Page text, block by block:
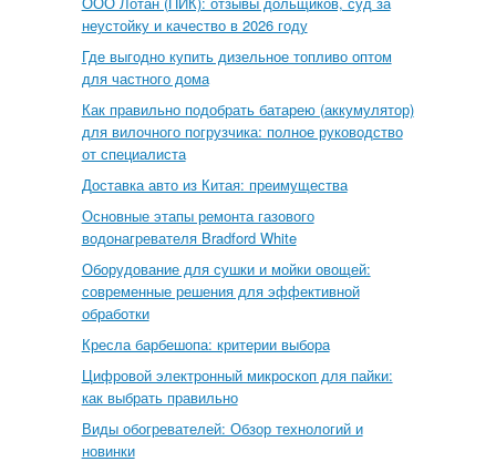
неустойку и качество в 2026 году
Где выгодно купить дизельное топливо оптом
для частного дома
Как правильно подобрать батарею (аккумулятор)
для вилочного погрузчика: полное руководство
от специалиста
Доставка авто из Китая: преимущества
Основные этапы ремонта газового
водонагревателя Bradford White
Оборудование для сушки и мойки овощей:
современные решения для эффективной
обработки
Кресла барбешопа: критерии выбора
Цифровой электронный микроскоп для пайки:
как выбрать правильно
Виды обогревателей: Обзор технологий и
новинки